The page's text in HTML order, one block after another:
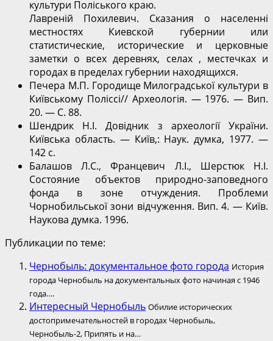
культури Поліського краю.
Лавреній Похилевич. Сказания о населенні
местностях Киевской губернии или
статистические, исторические и церковные
заметки о всех деревнях, селах , местечках и
городах в пределах губернии находящихся.
Печера М.П. Городище Милоградської культури в
Київському Поліссі// Археологія. — 1976. — Вип.
20. — С. 88.
Шендрик Н.І. Довідник з археології України.
Київська область. — Київ,: Наук. думка, 1977. —
142 с.
Балашов Л.С., Францевич Л.І., Шерстюк Н.І.
Состояние объектов природно-заповедного
фонда в зоне отчуждения. Проблеми
Чорнобильської зони відчуження. Вип. 4. — Київ.
Наукова думка. 1996.
Публикации по теме:
Чернобыль: документальное фото города История
города Чернобыль на документальных фото начиная с 1946
года….
Интересный Чернобыль Обилие исторических
достопримечательностей в городах Чернобыль,
Чернобыль-2, Припять и на…